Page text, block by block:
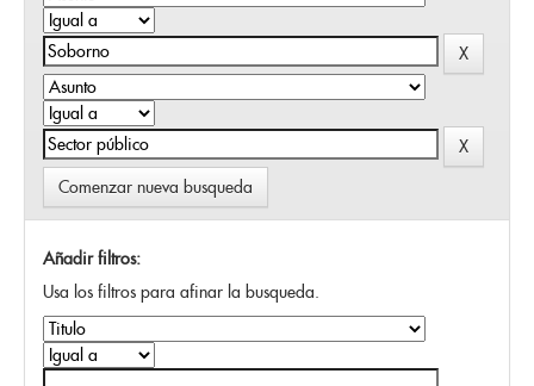
Comenzar nueva busqueda
Añadir filtros:
Usa los filtros para afinar la busqueda.